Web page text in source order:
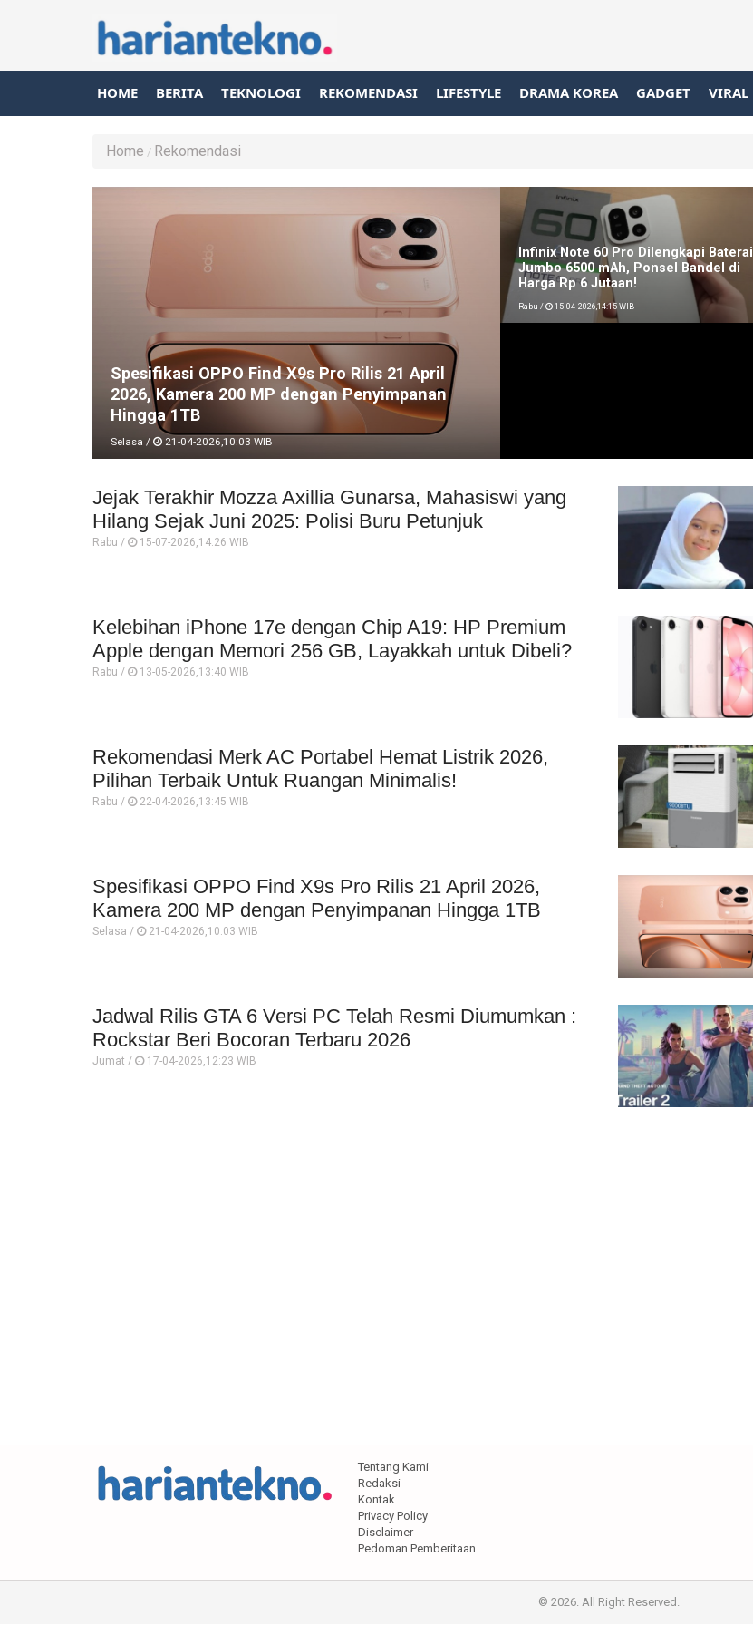
HOME BERITA TEKNOLOGI REKOMENDASI LIFESTYLE DRAMA KOREA GADGET VIRAL
Home Rekomendasi
Spesifikasi OPPO Find X9s Pro Rilis 21 April
2026, Kamera 200 MP dengan Penyimpanan
Hingga 1TB
Selasa / 21-04-2026,10:03 WIB
Infinix Note 60 Pro Dilengkapi Baterai
Jumbo 6500 mAh, Ponsel Bandel di
Harga Rp 6 Jutaan!
Rabu / 15-04-2026,14:15 WIB
Jejak Terakhir Mozza Axillia Gunarsa, Mahasiswi yang
Hilang Sejak Juni 2025: Polisi Buru Petunjuk
Rabu / 15-07-2026,14:26 WIB
Kelebihan iPhone 17e dengan Chip A19: HP Premium
Apple dengan Memori 256 GB, Layakkah untuk Dibeli?
Rabu / 13-05-2026,13:40 WIB
Rekomendasi Merk AC Portabel Hemat Listrik 2026,
Pilihan Terbaik Untuk Ruangan Minimalis!
Rabu / 22-04-2026,13:45 WIB
Spesifikasi OPPO Find X9s Pro Rilis 21 April 2026,
Kamera 200 MP dengan Penyimpanan Hingga 1TB
Selasa / 21-04-2026,10:03 WIB
Jadwal Rilis GTA 6 Versi PC Telah Resmi Diumumkan :
Rockstar Beri Bocoran Terbaru 2026
Jumat / 17-04-2026,12:23 WIB
Tentang Kami
Redaksi
Kontak
Privacy Policy
Disclaimer
Pedoman Pemberitaan
© 2026. All Right Reserved.